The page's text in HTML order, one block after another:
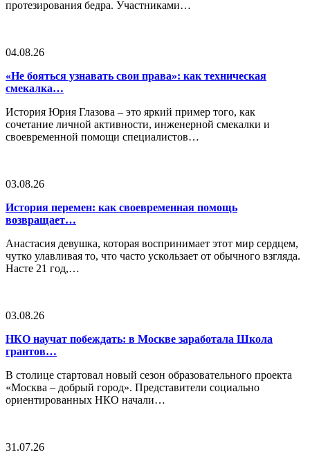
протезирования бедра. Участниками…
04.08.26
«Не бояться узнавать свои права»: как техническая
смекалка…
История Юрия Глазова – это яркий пример того, как
сочетание личной активности, инженерной смекалки и
своевременной помощи специалистов…
03.08.26
История перемен: как своевременная помощь
возвращает…
Анастасия девушка, которая воспринимает этот мир сердцем,
чутко улавливая то, что часто ускользает от обычного взгляда.
Насте 21 год,…
03.08.26
НКО научат побеждать: в Москве заработала Школа
грантов…
В столице стартовал новый сезон образовательного проекта
«Москва – добрый город». Представители социально
ориентированных НКО начали…
31.07.26